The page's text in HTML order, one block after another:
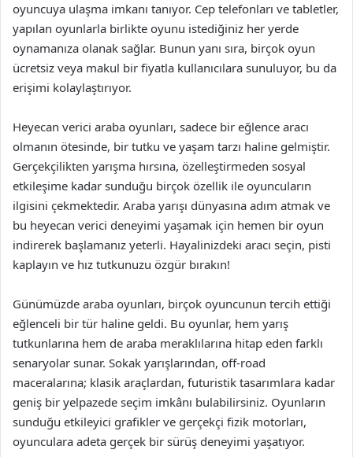
oyuncuya ulaşma imkanı tanıyor. Cep telefonları ve tabletler,
yapılan oyunlarla birlikte oyunu istediğiniz her yerde
oynamanıza olanak sağlar. Bunun yanı sıra, birçok oyun
ücretsiz veya makul bir fiyatla kullanıcılara sunuluyor, bu da
erişimi kolaylaştırıyor.
Heyecan verici araba oyunları, sadece bir eğlence aracı
olmanın ötesinde, bir tutku ve yaşam tarzı haline gelmiştir.
Gerçekçilikten yarışma hırsına, özelleştirmeden sosyal
etkileşime kadar sunduğu birçok özellik ile oyuncuların
ilgisini çekmektedir. Araba yarışı dünyasına adım atmak ve
bu heyecan verici deneyimi yaşamak için hemen bir oyun
indirerek başlamanız yeterli. Hayalinizdeki aracı seçin, pisti
kaplayın ve hız tutkunuzu özgür bırakın!
Günümüzde araba oyunları, birçok oyuncunun tercih ettiği
eğlenceli bir tür haline geldi. Bu oyunlar, hem yarış
tutkunlarına hem de araba meraklılarına hitap eden farklı
senaryolar sunar. Sokak yarışlarından, off-road
maceralarına; klasik araçlardan, futuristik tasarımlara kadar
geniş bir yelpazede seçim imkânı bulabilirsiniz. Oyunların
sunduğu etkileyici grafikler ve gerçekçi fizik motorları,
oyunculara adeta gerçek bir sürüş deneyimi yaşatıyor.